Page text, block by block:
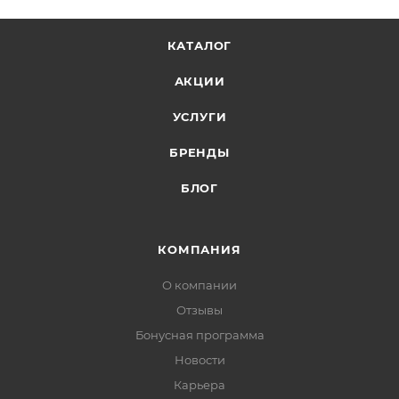
Какие у него размеры, впишется ли в мой
спинки 81 см. Это довольно габаритная модель,
характерная для кресел руководителя. Перед
Каркас — пластиковое пятилучье диаметром 680
Такая конструкция обеспечивает устойчивость и
долговечность при ежедневном использовании в
Есть ли скидка при заказе нескольких
КАТАЛОГ
АКЦИИ
УСЛУГИ
БРЕНДЫ
БЛОГ
КОМПАНИЯ
О компании
Отзывы
Бонусная программа
Новости
Карьера